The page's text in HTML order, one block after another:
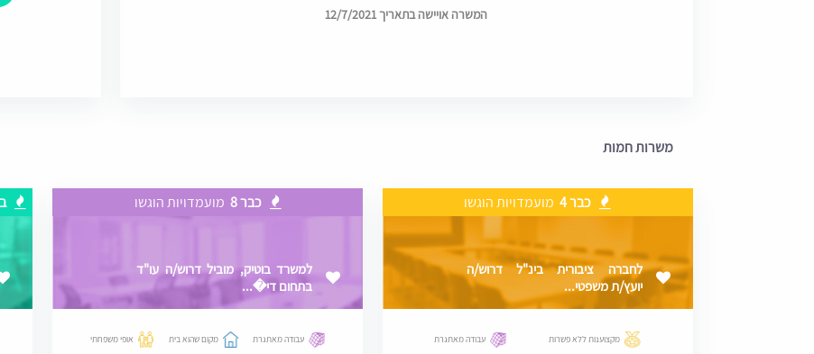
המשרה אויישה בתאריך 12/7/2021
משרות חמות
כבר 4 מועמדויות הוגשו
לחברה ציבורית בינ"ל דרוש/ה
יועץ/ת משפטי...
מקצוענות ללא פשרות עבודה מאתגרת
כבר 8 מועמדויות הוגשו
למשרד בוטיק, מוביל דרוש/ה עו"ד
בתחום די�...
עבודה מאתגרת מקום שהוא בית אופי משפחתי